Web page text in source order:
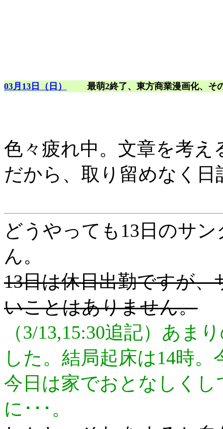
03月13日（日） 最萌2終了、東方商業漫画化、そ
色々疲れ中。文章を考
だから、取り留めなく
どうやっても13日のサ
ん。
13日は休日出勤ですが
いことはありません。
（3/13,15:30追記）あま
した。結局起床は14時。
今日は家でおとなしく
に･･･。